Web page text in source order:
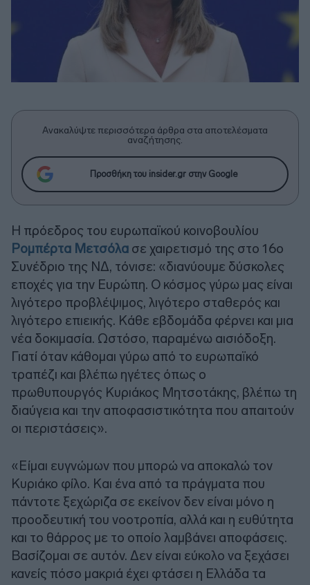
Ανακαλύψτε περισσότερα άρθρα στα αποτελέσματα
αναζήτησης.
Προσθήκη του insider.gr στην Google
Η πρόεδρος του ευρωπαϊκού κοινοβουλίου
Ρομπέρτα Μετσόλα σε χαιρετισμό της στο 16ο
Συνέδριο της ΝΔ, τόνισε: «διανύουμε δύσκολες
εποχές για την Ευρώπη. Ο κόσμος γύρω μας είναι
λιγότερο προβλέψιμος, λιγότερο σταθερός και
λιγότερο επιεικής. Κάθε εβδομάδα φέρνει και μια
νέα δοκιμασία. Ωστόσο, παραμένω αισιόδοξη.
Γιατί όταν κάθομαι γύρω από το ευρωπαϊκό
τραπέζι και βλέπω ηγέτες όπως ο
πρωθυπουργός Κυριάκος Μητσοτάκης, βλέπω τη
διαύγεια και την αποφασιστικότητα που απαιτούν
οι περιστάσεις».
«Είμαι ευγνώμων που μπορώ να αποκαλώ τον
Κυριάκο φίλο. Και ένα από τα πράγματα που
πάντοτε ξεχώριζα σε εκείνον δεν είναι μόνο η
προοδευτική του νοοτροπία, αλλά και η ευθύτητα
και το θάρρος με το οποίο λαμβάνει αποφάσεις.
Βασίζομαι σε αυτόν. Δεν είναι εύκολο να ξεχάσει
κανείς πόσο μακριά έχει φτάσει η Ελλάδα τα